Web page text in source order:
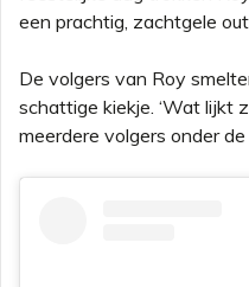
een prachtig, zachtgele
De volgers van Roy
schattige kiekje. ‘Wat lijkt
meerdere volgers onder